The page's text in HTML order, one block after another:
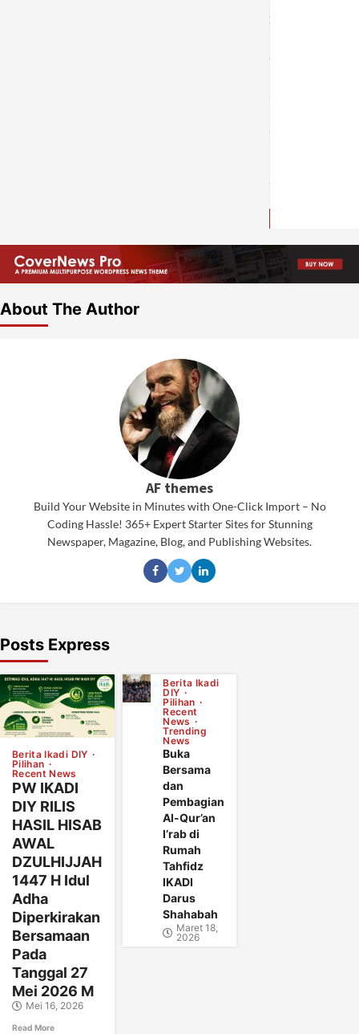
About The Author
AF themes
Build Your Website in Minutes with One-Click Import – No
Coding Hassle! 365+ Expert Starter Sites for Stunning
Newspaper, Magazine, Blog, and Publishing Websites.
Posts Express
Berita Ikadi DIY
Pilihan
Recent News
PW IKADI
DIY RILIS
HASIL HISAB
AWAL
DZULHIJJAH
1447 H Idul
Adha
Diperkirakan
Bersamaan
Pada
Tanggal 27
Mei 2026 M
Mei 16, 2026
Read More
Berita Ikadi
DIY
Pilihan
Recent
News
Trending
News
Buka
Bersama
dan
Pembagian
Al-Qur’an
I’rab di
Rumah
Tahfidz
IKADI
Darus
Shahabah
Maret 18,
2026